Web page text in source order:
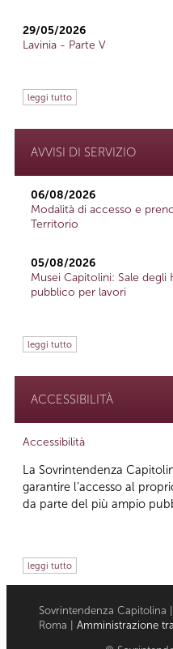
29/05/2026
Lavinia - Parte V
leggi tutto
AVVISI DI SERVIZIO
06/08/2026
Modalità di accesso e
Territorio
05/08/2026
Musei Capitolini: Sale
pubblico per lavori
leggi tutto
ACCESSIBILITÀ
Accessibilità
La Sovrintendenza
garantire l’accesso al
da parte del più ampio
leggi tutto
Sovrintendenza Capitolina
Roma | Amministrazione